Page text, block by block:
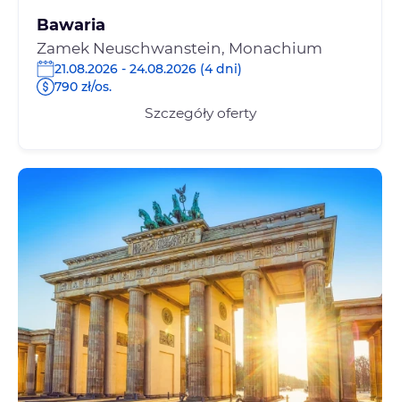
Bawaria
Zamek Neuschwanstein, Monachium
21.08.2026 - 24.08.2026 (4 dni)
790 zł/os.
Szczegóły oferty